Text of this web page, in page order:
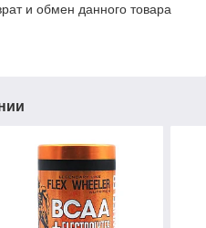
и обмен данного товара